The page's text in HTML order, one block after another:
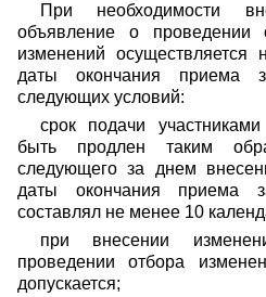
При необходимости
объявление о проведении
изменений осуществляется
даты окончания приема
следующих условий:
срок подачи
быть продлен таким
следующего за днем
даты окончания приема
составлял не менее 10
при внесении
проведении отбора
допускается;